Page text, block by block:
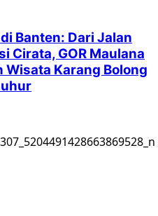
Banten: Dari Jalan
Cirata, GOR Maulana
Wisata Karang Bolong